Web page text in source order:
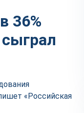
36%
«Российская